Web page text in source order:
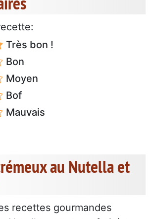
Très bon !
Bon
Moyen
Bof
Mauvais
au Nutella et
recettes gourmandes